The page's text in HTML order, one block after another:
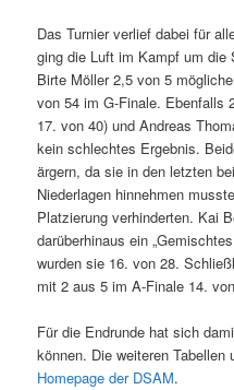
Das Turnier verlief dabei für
ging die Luft im Kampf um
Birte Möller 2,5 von 5
von 54 im G-Finale. Ebenfalls
17. von 40) und Andreas
kein schlechtes Ergebnis.
ärgern, da sie in den letzten
Niederlagen hinnehmen
Platzierung verhinderten. Kai
darüberhinaus ein
wurden sie 16. von 28.
mit 2 aus 5 im A-Finale 14.
Für die Endrunde hat sich
können. Die weiteren
Homepage der DSAM.